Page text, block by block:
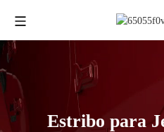
Estribo para